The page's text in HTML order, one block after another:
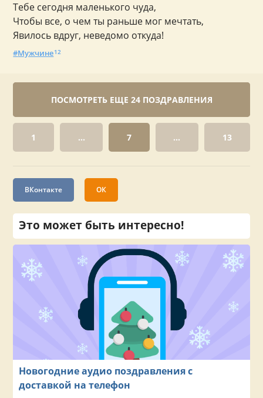
Тебе сегодня маленького чуда,
Чтобы все, о чем ты раньше мог мечтать,
Явилось вдруг, неведомо откуда!
Мужчине12
ПОСМОТРЕТЬ ЕЩЕ 24 ПОЗДРАВЛЕНИЯ
1 ... 7 ... 13
ВКонтакте ОК
Это может быть интересно!
Новогодние аудио поздравления с
доставкой на телефон